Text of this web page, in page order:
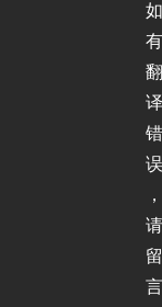
如
有
翻
译
错
误
，
请
留
言